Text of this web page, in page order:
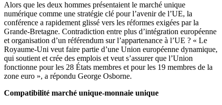
Alors que les deux hommes présentaient le marché unique
numérique comme une stratégie clé pour l’avenir de l’UE, la
conférence a rapidement glissé vers les réformes exigées par la
Grande-Bretagne. Contradiction entre plus d’intégration européenne
et organisation d’un référendum sur l’appartenance à l’UE ? « Le
Royaume-Uni veut faire partie d’une Union européenne dynamique,
qui soutient et crée des emplois et veut s’assurer que l’Union
fonctionne pour les 28 États membres et pour les 19 membres de la
zone euro », a répondu George Osborne.
Compatibilité marché unique-monnaie unique